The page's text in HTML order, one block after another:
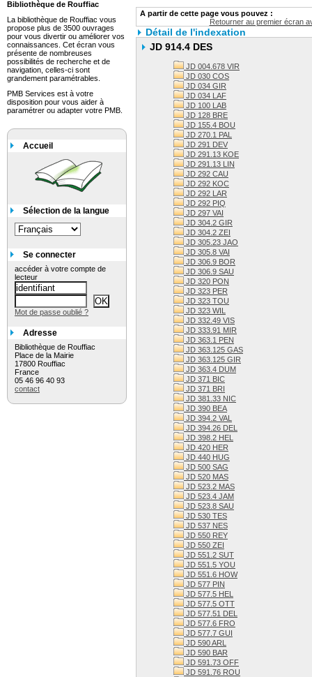
A partir de cette page vous pouvez :
Retourner au premier écran
Détail de l'indexation
JD 914.4 DES
JD 004.678 VIR
JD 030 COS
JD 034 GIR
JD 034 LAF
JD 100 LAB
JD 128 BRE
JD 155.4 BOU
JD 270.1 PAL
JD 291 DEV
JD 291.13 KOE
JD 291.13 LIN
JD 292 CAU
JD 292 KOC
JD 292 LAR
JD 292 PIQ
JD 297 VAI
JD 304.2 GIR
JD 304.2 ZEI
JD 305.23 JAO
JD 305.8 VAI
JD 306.9 BOR
JD 306.9 SAU
JD 320 PON
JD 323 PER
JD 323 TOU
JD 323 WIL
JD 332.49 VIS
JD 333.91 MIR
JD 363.1 PEN
JD 363.125 GAS
JD 363.125 GIR
JD 363.4 DUM
JD 371 BIC
JD 371 BRI
JD 381.33 NIC
JD 390 BEA
JD 394.2 VAL
JD 394.26 DEL
JD 398.2 HEL
JD 420 HER
JD 440 HUG
JD 500 SAG
JD 520 MAS
JD 523.2 MAS
JD 523.4 JAM
JD 523.8 SAU
JD 530 TES
JD 537 NES
JD 550 REY
JD 550 ZEI
JD 551.2 SUT
JD 551.5 YOU
JD 551.6 HOW
JD 577 PIN
JD 577.5 HEL
JD 577.5 OTT
JD 577.51 DEL
JD 577.6 FRO
JD 577.7 GUI
JD 590 ARL
JD 590 BAR
JD 591.73 OFF
JD 591.76 ROU
Bibliothèque de Rouffiac
La bibliothèque de Rouffiac vous
propose plus de 3500 ouvrages
pour vous divertir ou améliorer vos
connaissances. Cet écran vous
présente de nombreuses
possibilités de recherche et de
navigation, celles-ci sont
grandement paramétrables.
PMB Services est à votre
disposition pour vous aider à
paramétrer ou adapter votre PMB.
Accueil
Sélection de la langue
Se connecter
accéder à votre compte de
lecteur
Mot de passe oublié ?
Adresse
Bibliothèque de Rouffiac
Place de la Mairie
17800 Rouffiac
France
05 46 96 40 93
contact